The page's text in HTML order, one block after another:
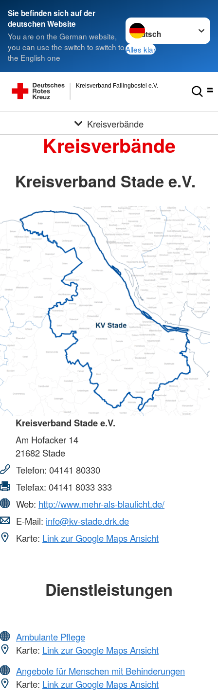
Sie befinden sich auf der
deutschen Website
You are on the German website,
you can use the switch to switch to
the English one
Sprache wechseln zu
Alles klar
Kreisverband Fallingbostel e.V.
Kreisverbände
Kreisverbände
Kreisverband Stade e.V.
Kreisverband Stade e.V.
Am Hofacker 14
21682 Stade
Telefon: 04141 80330
Telefax: 04141 8033 333
Web: http://www.mehr-als-blaulicht.de/
E-Mail: info@kv-stade.drk.de
Karte: Link zur Google Maps Ansicht
Dienstleistungen
Ambulante Pflege
Karte: Link zur Google Maps Ansicht
Angebote für Menschen mit Behinderungen
Karte: Link zur Google Maps Ansicht